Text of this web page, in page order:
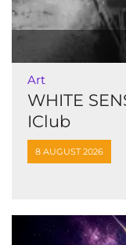
Art
WHITE
IClub
8 AUGUST 2026